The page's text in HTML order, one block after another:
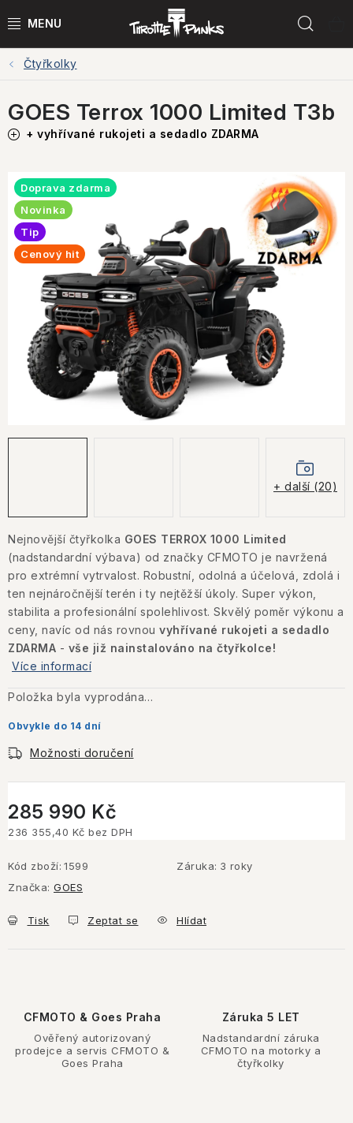
na
POWER KIT
ČTYŘKOLKY
MOTORKY
MOTO PŘÍSLUŠENSTVÍ
MERCH
Testovací jízdy
KONTAKTY
JAK NAKUPOVAT
OBCHODNÍ PODMÍNKY
Jak nakupovat
Podmínky ochrany osobních údajů
Čtyřkolky
Nejnovější čtyřkolka GOES TERROX 1000 Limited
(nadstandardní výbava) od značky CFMOTO je navržená
pro extrémní vytrvalost. Robustní, odolná a účelová, zdolá i
ten nejnáročnější terén i ty nejtěžší úkoly. Super výkon,
stabilita a profesionální spolehlivost. Skvělý poměr výkonu a
ceny, navíc od nás rovnou vyhřívané rukojeti a sedadlo
ZDARMA - vše již nainstalováno na čtyřkolce!
Více informací
Položka byla vyprodána…
Obvykle do 14 dní
Možnosti doručení
285 990 Kč
236 355,40 Kč bez DPH
Kód zboží: 1599 Záruka: 3 roky
Značka: GOES
Tisk Zeptat se Hlídat
GOES Terrox 1000 Limited T3b
+ vyhřívané rukojeti a sedadlo ZDARMA
Doprava zdarma
Novinka
Tip
Cenový hit
+ další (20)
CFMOTO & Goes Praha
Ověřený autorizovaný
prodejce a servis CFMOTO &
Goes Praha
Záruka 5 LET
Nadstandardní záruka
CFMOTO na motorky a
čtyřkolky